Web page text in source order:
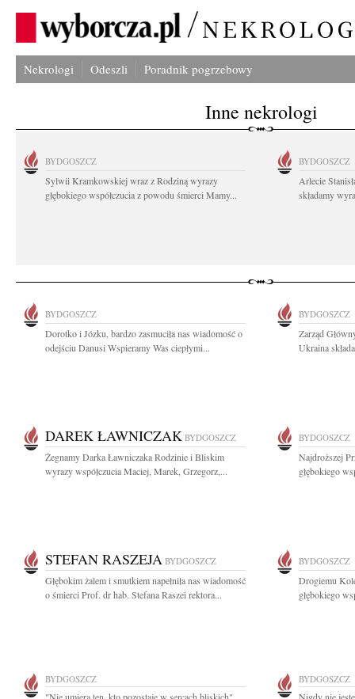
Nekrologi Odeszli Poradnik pogrzebowy
Inne nekrologi
BYDGOSZCZ
Sylwii Kramkowskiej wraz z Rodziną wyrazy
głębokiego współczucia z powodu śmierci Mamy...
BYDGOSZCZ
Arlecie
składamy
BYDGOSZCZ
Dorotko i Józku, bardzo zasmuciła nas wiadomość o
odejściu Danusi Wspieramy Was ciepłymi...
BYDGOSZCZ
Zarząd
Ukraina
DAREK ŁAWNICZAK BYDGOSZCZ
Żegnamy Darka Ławniczaka Rodzinie i Bliskim
wyrazy współczucia Maciej, Marek, Grzegorz,...
BYDGOSZCZ
Najdroższej
głębokiego
STEFAN RASZEJA BYDGOSZCZ
Głębokim żalem i smutkiem napełniła nas wiadomość
o śmierci Prof. dr hab. Stefana Raszei rektora...
BYDGOSZCZ
Drogiemu
głębokiego
BYDGOSZCZ BYDGOSZCZ